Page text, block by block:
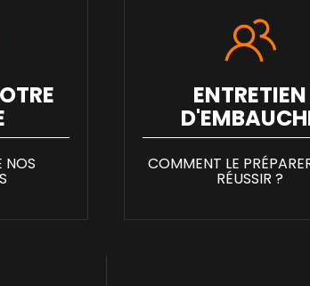
NOS
ENTRETIEN
COMMENT LE
RÉUSSIR ?